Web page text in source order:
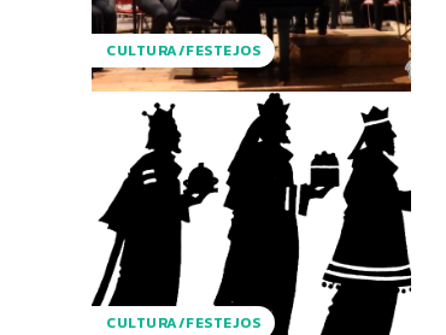
CULTURA/FESTEJOS
CULTURA/FESTEJOS